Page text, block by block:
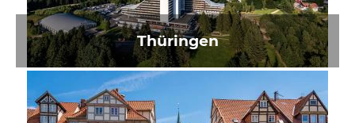
Thüringen